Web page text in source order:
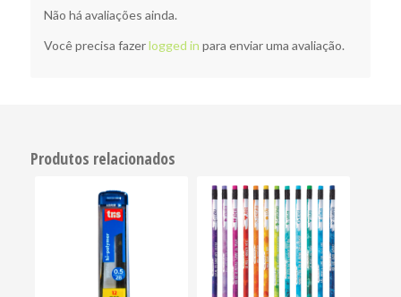
Não há avaliações ainda.
Você precisa fazerlogged in para enviar uma avaliação.
Produtos relacionados